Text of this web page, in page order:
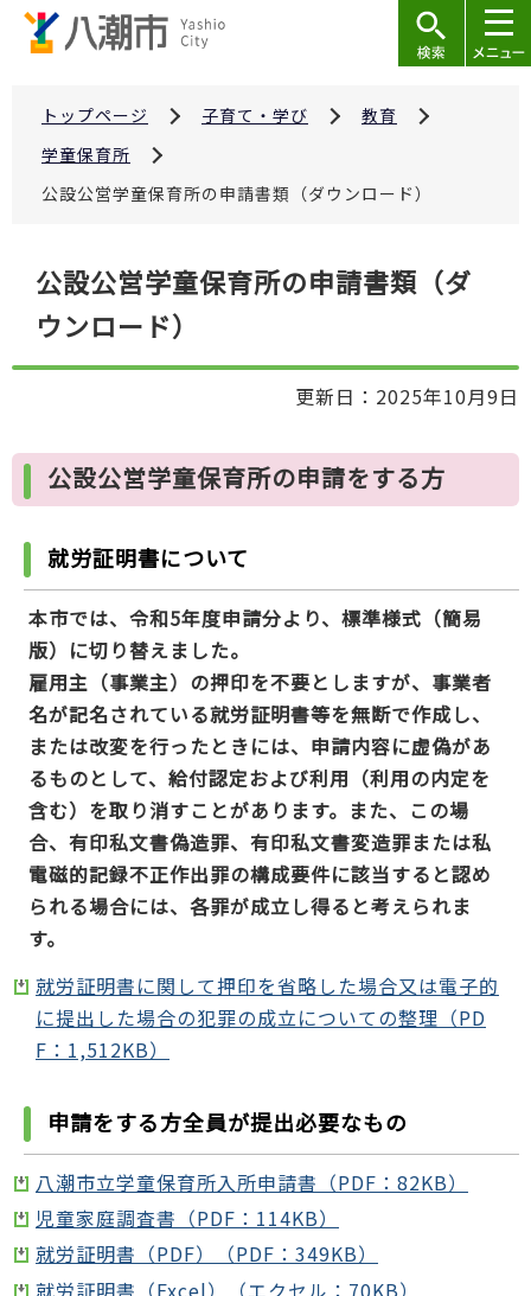
トップページ 子育て・学び
教育
学童保育所
公設公営学童保育所の申請書類（ダウンロード）
公設公営学童保育所の申請書類（ダ
ウンロード）
更新日：2025年10月9日
公設公営学童保育所の申請をする方
就労証明書について
本市では、令和5年度申請分より、標準様式（簡易
版）に切り替えました。
雇用主（事業主）の押印を不要としますが、事業者
名が記名されている就労証明書等を無断で作成し、
または改変を行ったときには、申請内容に虚偽があ
るものとして、給付認定および利用（利用の内定を
含む）を取り消すことがあります。また、この場
合、有印私文書偽造罪、有印私文書変造罪または私
電磁的記録不正作出罪の構成要件に該当すると認め
られる場合には、各罪が成立し得ると考えられま
す。
就労証明書に関して押印を省略した場合又は電子的
に提出した場合の犯罪の成立についての整理（PD
F：1,512KB）
申請をする方全員が提出必要なもの
八潮市立学童保育所入所申請書（PDF：82KB）
児童家庭調査書（PDF：114KB）
就労証明書（PDF）（PDF：349KB）
就労証明書（Excel）（エクセル：70KB）